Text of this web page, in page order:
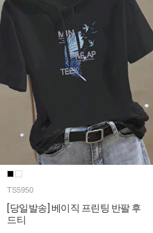
TS5950
[당일발송] 베이직 프린팅 반팔 후
드티